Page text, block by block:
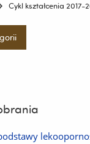
Cykl kształcenia 2017-